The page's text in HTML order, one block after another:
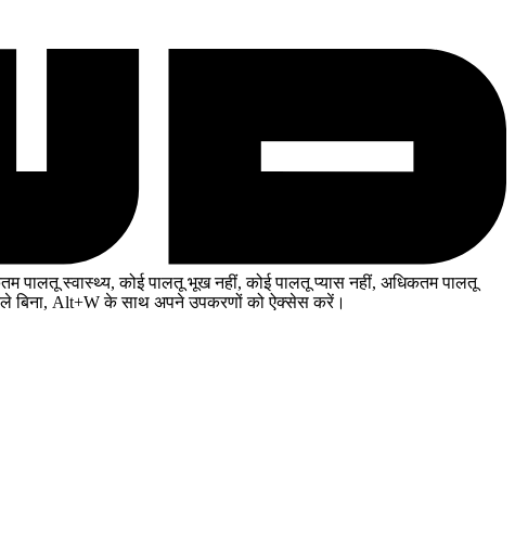
पालतू स्वास्थ्य, कोई पालतू भूख नहीं, कोई पालतू प्यास नहीं, अधिकतम पालतू
Alt+W के साथ अपने उपकरणों को ऐक्सेस करें।